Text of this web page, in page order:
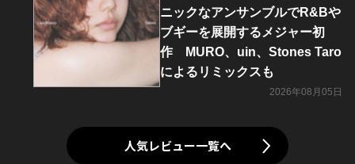
ニックなアンサンブルでR&Bや
ブギーを展開するメジャー初
作 MURO、uin、Stones Taro
によるリミックスも
2026年08月05日
人気レビュー一覧へ